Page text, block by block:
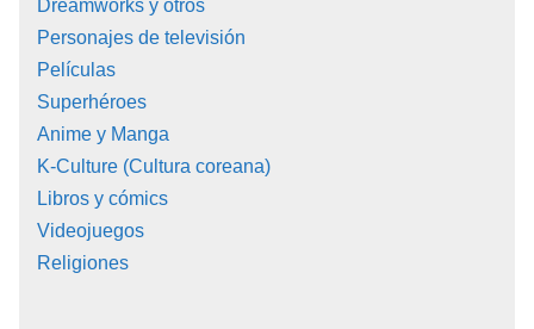
Dreamworks y otros
Personajes de televisión
Películas
Superhéroes
Anime y Manga
K-Culture (Cultura coreana)
Libros y cómics
Videojuegos
Religiones